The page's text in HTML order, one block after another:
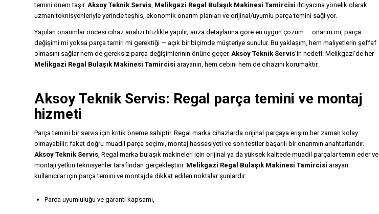
temini önem taşır. Aksoy Teknik Servis Melikgazi Regal Bulaşık Makinesi Tamircisi ihtiyacına yönelik olarak
uzman teknisyenleriyle yerinde teşhis, ekonomik onarım planları ve orijinal/uyumlu parça temini sağlıyor.
Yapılan onarımlar öncesi cihaz analizi titizlikle yapılır; arıza detaylarına göre en uygun çözüm — onarım mı, parça
değişimi mi yoksa parça tamiri mi gerektiği — açık bir biçimde müşteriye sunulur. Bu yaklaşım, hem maliyetlerin şeffaf
olmasını sağlar hem de gereksiz parça değişimlerinin önüne geçer. Aksoy Teknik Servis’in hedefi: Melikgazi’de her
Melikgazi Regal Bulaşık Makinesi Tamircisi arayanın, hem cebini hem de cihazını korumaktır.
Aksoy Teknik Servis: Regal parça temini ve montaj
hizmeti
Parça temini bir servis için kritik öneme sahiptir. Regal marka cihazlarda orijinal parçaya erişim her zaman kolay
olmayabilir; fakat doğru muadil parça seçimi, montaj hassasiyeti ve son testler başarılı bir onarımın anahtarlarıdır.
Aksoy Teknik Servis , Regal marka bulaşık makineleri için orijinal ya da yüksek kalitede muadil parçalar temin eder ve
montajı yetkin teknisyenler tarafından gerçekleştirir. Melikgazi Regal Bulaşık Makinesi Tamircisi arayan
kullanıcılar için parça temini ve montajda dikkat edilen noktalar şunlardır:
Parça uyumluluğu ve garanti kapsamı,